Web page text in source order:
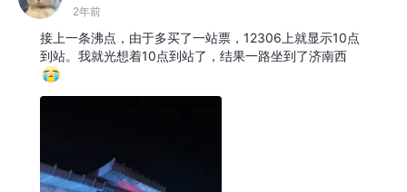
2年前
接上一条沸点，由于多买了一站票，12306上就显示10点
到站。我就光想着10点到站了，结果一路坐到了济南西